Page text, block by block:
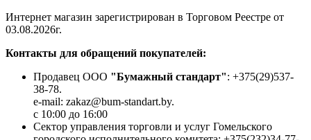
Интернет магазин зарегистрирован в Торговом Реестре от
03.08.2026г.
Контакты для обращений покупателей:
Продавец ООО "Бумажный стандарт": +375(29)537-
38-78.
e-mail: zakaz@bum-standart.by.
с 10:00 до 16:00
Сектор управления торговли и услуг Гомельского